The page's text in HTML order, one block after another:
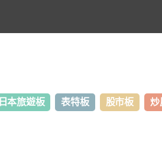
日本旅遊板 表特板 股市板 炒